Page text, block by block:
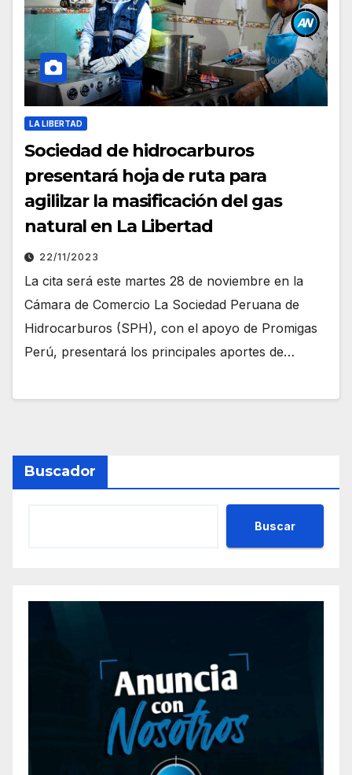
LA LIBERTAD
Sociedad de hidrocarburos
presentará hoja de ruta para
agililzar la masificación del gas
natural en La Libertad
22/11/2023
La cita será este martes 28 de noviembre en la
Cámara de Comercio La Sociedad Peruana de
Hidrocarburos (SPH), con el apoyo de Promigas
Perú, presentará los principales aportes de…
Buscador
Buscar